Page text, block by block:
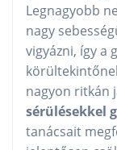
Legnagyobb
nagy
vigyázni, így a
nagyon ritkán
sérülésekkel
tanácsait